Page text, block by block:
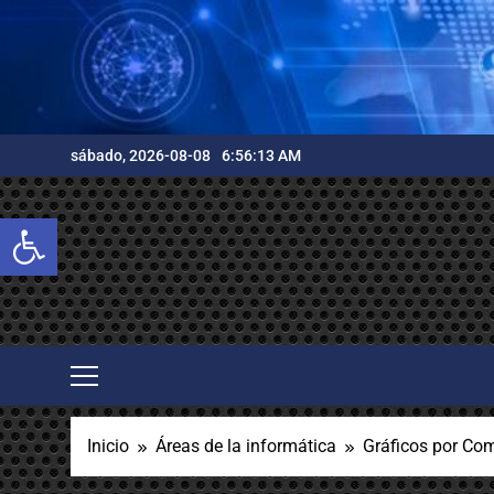
Abrir barra de herramientas
sábado, 2026-08-08 6:56:15 AM
Inicio Áreas de la informática Gráficos por